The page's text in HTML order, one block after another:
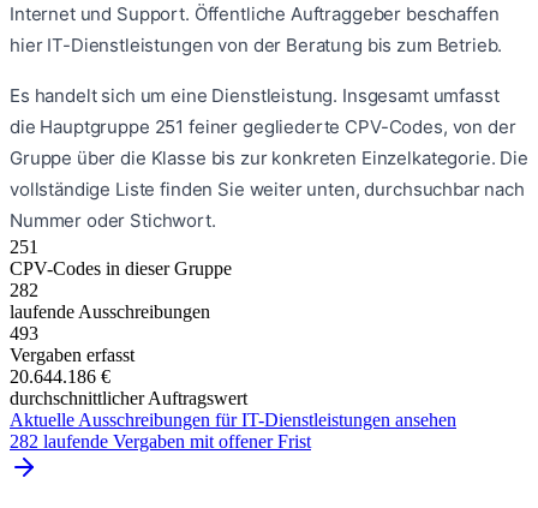
Internet und Support. Öffentliche Auftraggeber beschaffen
hier IT-Dienstleistungen von der Beratung bis zum Betrieb.
Es handelt sich um eine Dienstleistung. Insgesamt umfasst
die Hauptgruppe 251 feiner gegliederte CPV-Codes, von der
Gruppe über die Klasse bis zur konkreten Einzelkategorie. Die
vollständige Liste finden Sie weiter unten, durchsuchbar nach
Nummer oder Stichwort.
251
CPV-Codes in dieser Gruppe
282
laufende Ausschreibungen
493
Vergaben erfasst
20.644.186 €
durchschnittlicher Auftragswert
Aktuelle Ausschreibungen fürIT-Dienstleistungen ansehen
282 laufende Vergaben mit offener Frist